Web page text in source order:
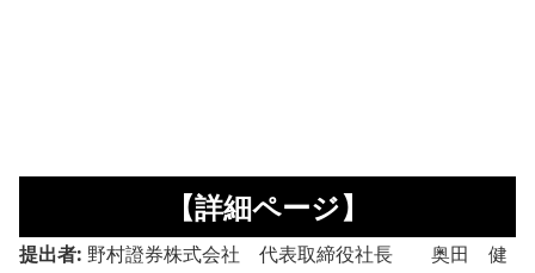
【詳細ページ】
提出者: 野村證券株式会社 代表取締役社長 奥田 健